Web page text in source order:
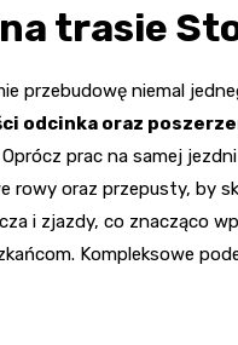
trasie
przebudowę niemal
odcinka oraz
prac na samej
rowy oraz przepusty, by
i zjazdy, co znacząco
Kompleksowe